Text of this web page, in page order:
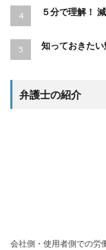
５分で理解！
知っておきた
弁護士の紹介
会社側・使用者側での労